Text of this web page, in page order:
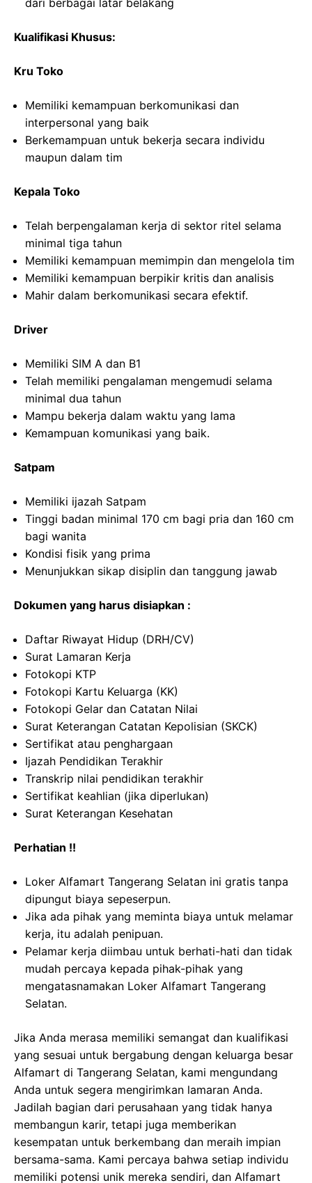
dari berbagai latar belakang
Kualifikasi Khusus:
Kru Toko
Memiliki kemampuan berkomunikasi dan
interpersonal yang baik
Berkemampuan untuk bekerja secara individu
maupun dalam tim
Kepala Toko
Telah berpengalaman kerja di sektor ritel selama
minimal tiga tahun
Memiliki kemampuan memimpin dan mengelola tim
Memiliki kemampuan berpikir kritis dan analisis
Mahir dalam berkomunikasi secara efektif.
Driver
Memiliki SIM A dan B1
Telah memiliki pengalaman mengemudi selama
minimal dua tahun
Mampu bekerja dalam waktu yang lama
Kemampuan komunikasi yang baik.
Satpam
Memiliki ijazah Satpam
Tinggi badan minimal 170 cm bagi pria dan 160 cm
bagi wanita
Kondisi fisik yang prima
Menunjukkan sikap disiplin dan tanggung jawab
Dokumen yang harus disiapkan :
Daftar Riwayat Hidup (DRH/CV)
Surat Lamaran Kerja
Fotokopi KTP
Fotokopi Kartu Keluarga (KK)
Fotokopi Gelar dan Catatan Nilai
Surat Keterangan Catatan Kepolisian (SKCK)
Sertifikat atau penghargaan
Ijazah Pendidikan Terakhir
Transkrip nilai pendidikan terakhir
Sertifikat keahlian (jika diperlukan)
Surat Keterangan Kesehatan
Perhatian !!
Loker Alfamart Tangerang Selatan ini gratis tanpa
dipungut biaya sepeserpun.
Jika ada pihak yang meminta biaya untuk melamar
kerja, itu adalah penipuan.
Pelamar kerja diimbau untuk berhati-hati dan tidak
mudah percaya kepada pihak-pihak yang
mengatasnamakan Loker Alfamart Tangerang
Selatan.
Jika Anda merasa memiliki semangat dan kualifikasi
yang sesuai untuk bergabung dengan keluarga besar
Alfamart di Tangerang Selatan, kami mengundang
Anda untuk segera mengirimkan lamaran Anda.
Jadilah bagian dari perusahaan yang tidak hanya
membangun karir, tetapi juga memberikan
kesempatan untuk berkembang dan meraih impian
bersama-sama. Kami percaya bahwa setiap individu
memiliki potensi unik mereka sendiri, dan Alfamart